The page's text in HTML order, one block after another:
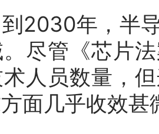
2030年，半
尽管《芯片
人员数量，
面几乎收效甚